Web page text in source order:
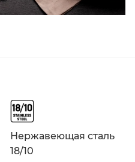
Нержавеющая сталь
18/10